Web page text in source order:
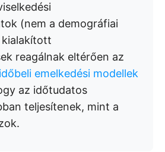
(nem a demográfiai
kialakított
reagálnak eltérően az
emelkedési modellek
az időtudatos
teljesítenek, mint a